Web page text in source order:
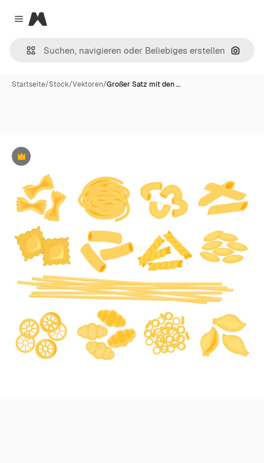
Close menu
Magnific
Nach
Startseite/Stock/Vektoren/Großer Satz mit den …
Premium